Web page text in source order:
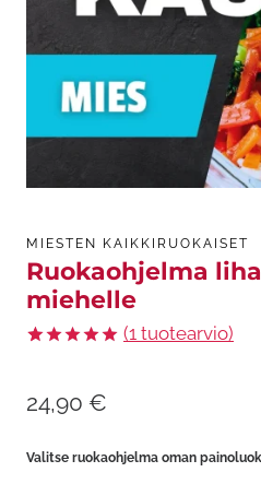
MIESTEN KAIKKIRUOKAISET
Ruokaohjelma
miehelle
perustuen
asiakkaan
(1 tuotearvio)
24,90 €
Valitse ruokaohjelma oman